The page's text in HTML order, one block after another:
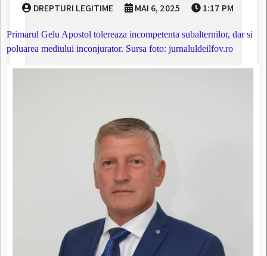
DREPTURI LEGITIME MAI 6, 2025 1:17 PM
Primarul Gelu Apostol tolereaza incompetenta subalternilor, dar si
poluarea mediului inconjurator. Sursa foto: jurnaluldeilfov.ro